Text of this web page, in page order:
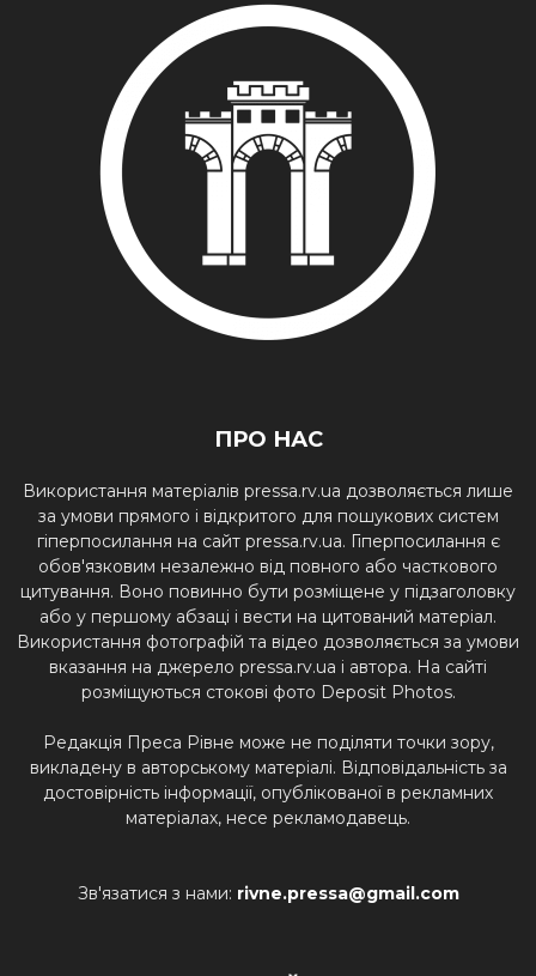
ПРО НАС
Використання матеріалів pressa.rv.ua дозволяється лише
за умови прямого і відкритого для пошукових систем
гіперпосилання на сайт pressa.rv.ua. Гіперпосилання є
обов'язковим незалежно від повного або часткового
цитування. Воно повинно бути розміщене у підзаголовку
або у першому абзаці і вести на цитований матеріал.
Використання фотографій та відео дозволяється за умови
вказання на джерело pressa.rv.ua і автора. На сайті
розміщуються стокові фото Deposit Photos.
Редакція Преса Рівне може не поділяти точки зору,
викладену в авторському матеріалі. Відповідальність за
достовірність інформації, опублікованої в рекламних
матеріалах, несе рекламодавець.
Зв'язатися з нами: rivne.pressa@gmail.com